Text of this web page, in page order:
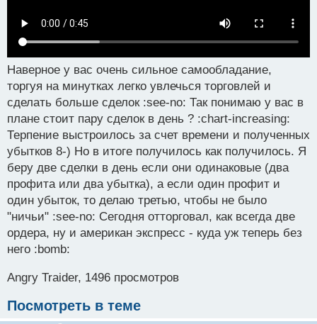
Наверное у вас очень сильное самообладание,
торгуя на минутках легко увлечься торговлей и
сделать больше сделок :see-no: Так понимаю у вас в
плане стоит пару сделок в день ? :chart-increasing:
Терпение выстроилось за счет времени и полученных
убытков 8-) Но в итоге получилось как получилось. Я
беру две сделки в день если они одинаковые (два
профита или два убытка), а если один профит и
один убыток, то делаю третью, чтобы не было
"ничьи" :see-no: Сегодня отторговал, как всегда две
ордера, ну и американ экспресс - куда уж теперь без
него :bomb:
Angry Traider, 1496 просмотров
Посмотреть в теме